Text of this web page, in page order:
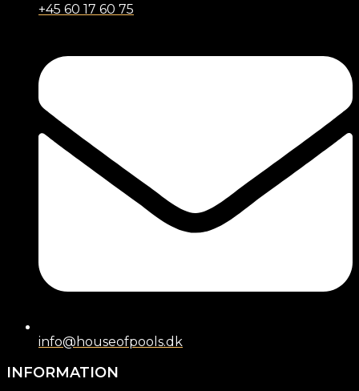
+45 60 17 60 75
info@houseofpools.dk
INFORMATION